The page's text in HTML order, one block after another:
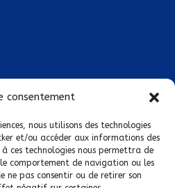
consentement
nous utilisons des technologies
et/ou accéder aux informations des
ces technologies nous permettra de
comportement de navigation ou les
ne pas consentir ou de retirer son
·e !
vous !
vente